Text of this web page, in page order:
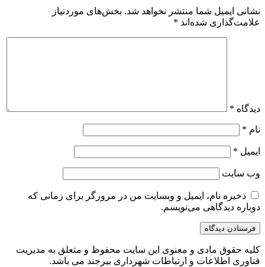
نشانی ایمیل شما منتشر نخواهد شد. بخش‌های موردنیاز
علامت‌گذاری شده‌اند *
دیدگاه *
نام *
ایمیل *
وب‌ سایت
ذخیره نام، ایمیل و وبسایت من در مرورگر برای زمانی که
دوباره دیدگاهی می‌نویسم.
کلیه حقوق مادی و معنوی این سایت محفوظ و متعلق به مدیریت
فناوری اطلاعات و ارتباطات شهرداری بیرجند می باشد.